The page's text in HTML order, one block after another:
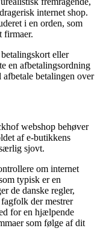
internet shop.
i en orden, som
firmaer.
eller
en afbetalingsordning
betalingen over
webshop behøver
af e-butikkens
sjovt.
om internet
typisk er en
de danske regler,
der mestrer
for en hjælpende
som følge af dit